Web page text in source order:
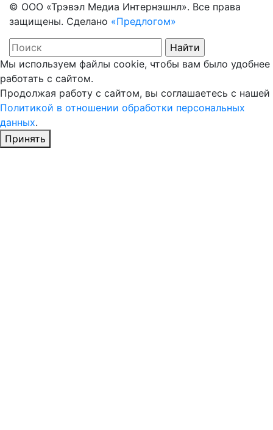
© ООО «Трэвэл Медиа Интернэшнл». Все права
защищены. Сделано «Предлогом»
Мы используем файлы cookie, чтобы вам было удобнее
работать с сайтом.
Продолжая работу с сайтом, вы соглашаетесь с нашей
Политикой в отношении обработки персональных
данных.
Принять